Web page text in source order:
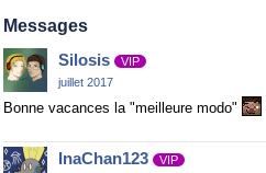
Messages
Silosis
VIP
juillet 2017
Bonne vacances la "meilleure modo"
InaChan123
VIP